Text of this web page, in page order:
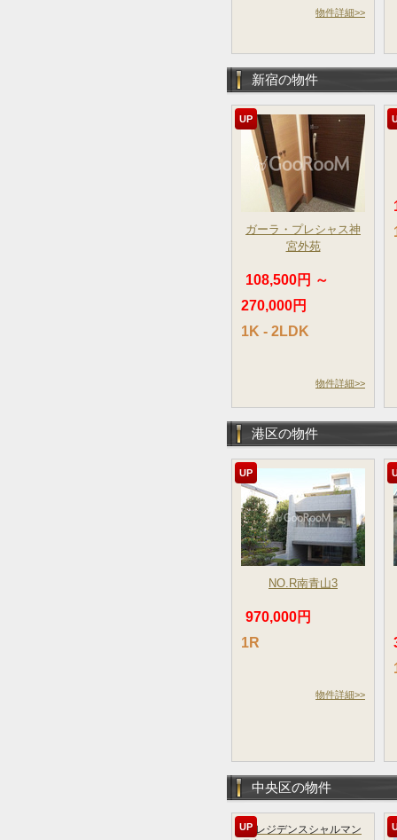
物件詳細>>
新宿の物件
UP
ガーラ・プレシャス神
宮外苑
108,500円 ～
270,000円
1K - 2LDK
物件詳細>>
港区の物件
UP
NO.R南青山3
970,000円
1R
物件詳細>>
中央区の物件
UP